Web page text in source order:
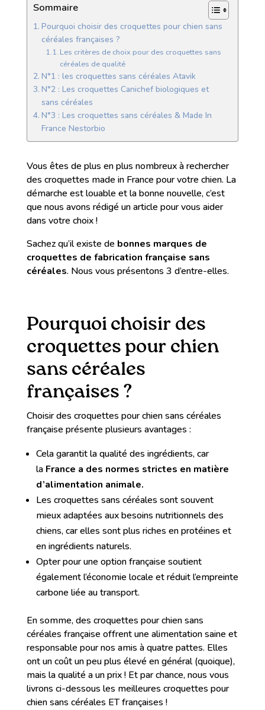
Sommaire
Pourquoi choisir des croquettes pour chien sans
céréales françaises ?
Les critères de choix pour des croquettes sans
céréales de qualité
N°1 : les croquettes sans céréales Atavik
N°2 : Les croquettes Canichef biologiques et
sans céréales
N°3 : Les croquettes sans céréales & Made In
France Nestorbio
Vous êtes de plus en plus nombreux à rechercher
des croquettes made in France pour votre chien. La
démarche est louable et la bonne nouvelle, c’est
que nous avons rédigé un article pour vous aider
dans votre choix !
Sachez qu’il existe de bonnes marques de
croquettes de fabrication française sans
céréales. Nous vous présentons 3 d’entre-elles.
Pourquoi choisir des
croquettes pour chien
sans céréales
françaises ?
Choisir des croquettes pour chien sans céréales
française présente plusieurs avantages :
Cela garantit la qualité des ingrédients, car
la France a des normes strictes en matière
d’alimentation animale.
Les croquettes sans céréales sont souvent
mieux adaptées aux besoins nutritionnels des
chiens, car elles sont plus riches en protéines et
en ingrédients naturels.
Opter pour une option française soutient
également l’économie locale et réduit l’empreinte
carbone liée au transport.
En somme, des croquettes pour chien sans
céréales française offrent une alimentation saine et
responsable pour nos amis à quatre pattes. Elles
ont un coût un peu plus élevé en général (quoique),
mais la qualité a un prix ! Et par chance, nous vous
livrons ci-dessous les meilleures croquettes pour
chien sans céréales ET françaises !